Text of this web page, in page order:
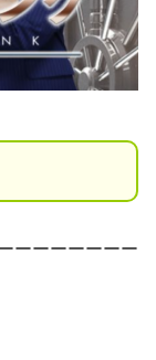
ーーーーーーー